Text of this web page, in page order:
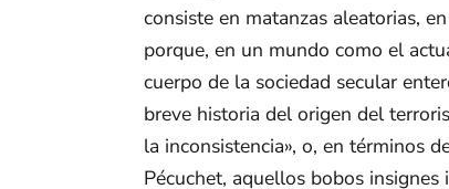
consiste en matanzas aleatorias,
porque, en un mundo como el
cuerpo de la sociedad secular
breve historia del origen del
la inconsistencia», o, en términos
Pécuchet, aquellos bobos